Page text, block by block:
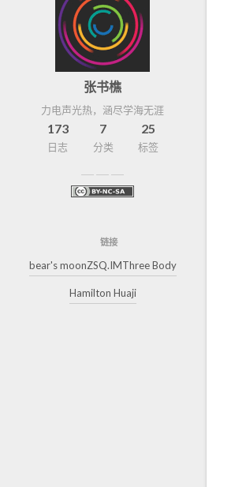
张书樵
力电声光热，涵尽学海无涯
173
日志
7
分类
25
标签
链接
bear's moonZSQ.IMThree Body
Hamilton Huaji